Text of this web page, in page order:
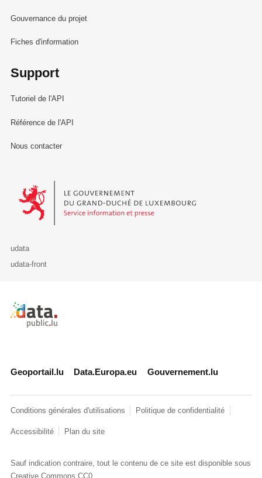
Gouvernance du projet
Fiches d'information
Support
Tutoriel de l'API
Référence de l'API
Nous contacter
Le Gouvernement du Grand-Duché de Luxembourg - Service
udata
udata-front
Retour à l'accueil de data.public.lu
Geoportail.lu Data.Europa.eu Gouvernement.lu
Conditions générales d'utilisations Politique de confidentialité
Accessibilité Plan du site
Sauf indication contraire, tout le contenu de ce site est disponible sous
Creative Commons CC0